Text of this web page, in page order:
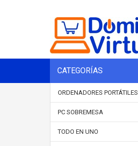
CATEGORÍAS
ORDENADORES PORTÁTILES
PC SOBREMESA
TODO EN UNO